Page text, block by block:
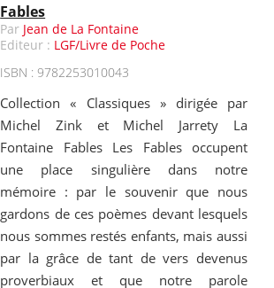
Fables
Par Jean de La Fontaine
Editeur : LGF/Livre de Poche
ISBN : 9782253010043
Collection « Classiques » dirigée par
Michel Zink et Michel Jarrety La
Fontaine Fables Les Fables occupent
une place singulière dans notre
mémoire : par le souvenir que nous
gardons de ces poèmes devant lesquels
nous sommes restés enfants, mais aussi
par la grâce de tant de vers devenus
proverbiaux et que notre parole